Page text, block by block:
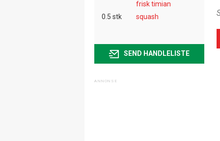
frisk timian
0.5 stk
squash
SEND HANDLELISTE